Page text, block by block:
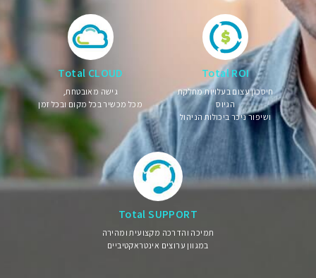
Total ROI
חיסכון עצום בעלויות מחלקת
הגיוס
ושיפור ניכר ביכולות הניהול
Total CLOUD
גישה מאובטחת,
מכל מכשיר בכל מקום ובכל זמן
Total SUPPORT
תמיכה והדרכה מקצועית ומהירה
במגוון ערוצים אינטראקטיביים